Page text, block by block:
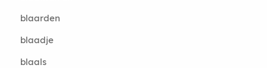
blaarden
blaadje
blaals